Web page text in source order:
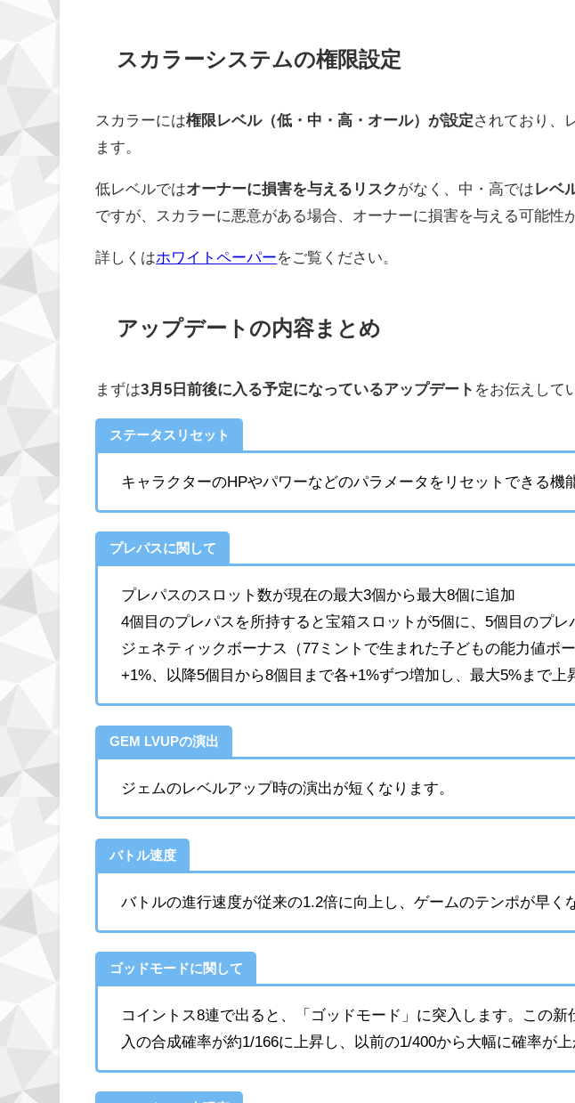
スカラーシステムの権限設定
スカラーには権限レベル（低・中・高・オール）が設定されており、
ます。
低レベルではオーナーに損害を与えるリスクがなく、中・高ではレベ
ですが、スカラーに悪意がある場合、オーナーに損害を与える可能性
詳しくはホワイトペーパーをご覧ください。
アップデートの内容まとめ
まずは3月5日前後に入る予定になっているアップデート をお伝えして
ステータスリセット
キャラクターのHPやパワーなどのパラメータをリセットできる機
プレパスに関して
プレパスのスロット数が現在の最大3個から最大8個に追加
4個目のプレパスを所持すると宝箱スロットが5個に、5個目のプレ
ジェネティックボーナス（77ミントで生まれた子どもの能力値ボ
+1%、以降5個目から8個目まで各+1%ずつ増加し、最大5%まで上
GEM LVUPの演出
ジェムのレベルアップ時の演出が短くなります。
バトル速度
バトルの進行速度が従来の1.2倍に向上し、ゲームのテンポが早く
ゴッドモードに関して
コイントス8連で出ると、「ゴッドモード」に突入します。この
入の合成確率が約1/166に上昇し、以前の1/400から大幅に確率が上